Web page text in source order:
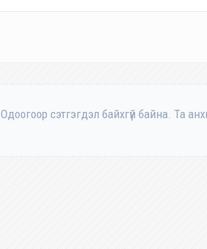
Одоогоор сэтгэгдэл байхгүй байна. Та